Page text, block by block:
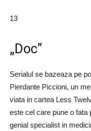
13
„Doc”
Serialul se bazeaza pe
Pierdante Piccioni, un
viata in cartea Less
este cel care pune o fata
genial specialist in